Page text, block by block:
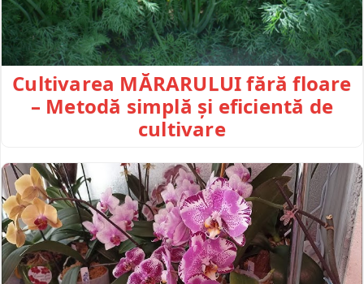
Cultivarea MĂRARULUI fără floare
– Metodă simplă și eficientă de
cultivare